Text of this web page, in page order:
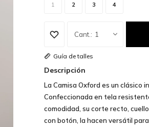
1 2 3 4
1
Guía de talles
Descripción
La Camisa Oxford es un clásico
Confeccionada en tela
comodidad, su corte recto,
con botón, la hacen versátil